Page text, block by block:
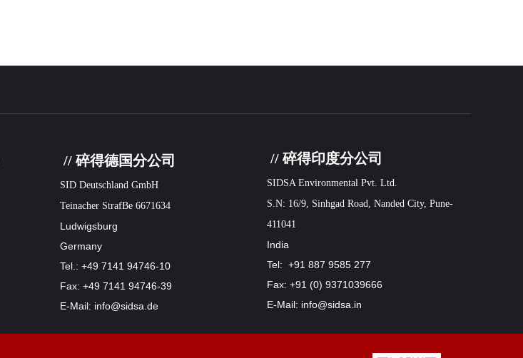
// 碎得印度分公司
SIDSA Environmental Pvt. Ltd.
S.N: 16/9, Sinhgad Road, Nanded City, Pune-
411041
India
Tel: +91 887 9585 277
Fax: +91 (0) 9371039666
E-Mail: info@sidsa.in
// 碎得德国分公司
SID Deutschland GmbH
Teinacher StrafBe 6671634
Ludwigsburg
Germany
Tel.: +49 7141 94746-10
Fax: +49 7141 94746-39
E-Mail: info@sidsa.de